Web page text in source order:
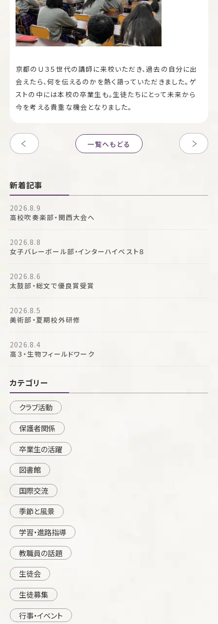
京都のＵ３５世代の講師に来校いただき、過去の自分に出
会えたら、何を伝えるのかを熱く語っていただきました。ゲ
ストの中には本校の卒業生も。生徒たちにとって未来から
今を考える貴重な機会となりました。
一覧へもどる
新着記事
2026.8.9
高校吹奏楽部・関西大会へ
2026.8.8
女子バレーボール部・インターハイベスト８
2026.8.6
太鼓部・総文で優良賞受賞
2026.8.5
美術部・夏期校外研修
2026.8.4
高３・生物フィールドワーク
カテゴリー
クラブ活動
保護者関係
卒業生の活躍
図書館
国際交流
季節と風景
学習・進路指導
教職員の話題
生徒会
生徒募集
行事・イベント